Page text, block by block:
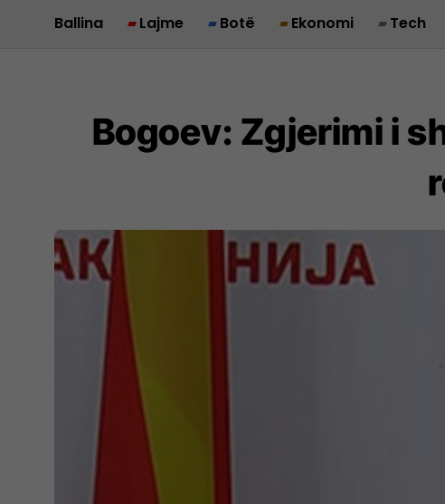
Ballina Lajme Botë Ekonomi Tech
Bogoev: Zgjerimi i